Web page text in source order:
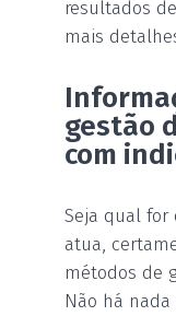
resultados
mais
gestão
com
Seja qual for
atua,
métodos de
Não há